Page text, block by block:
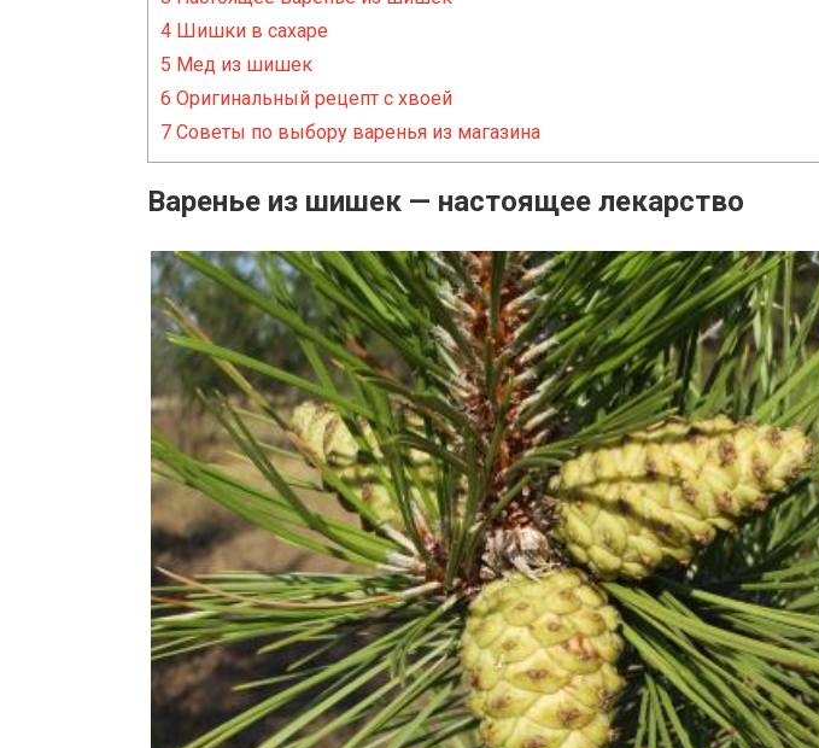
4 Шишки в сахаре
5 Мед из шишек
6 Оригинальный рецепт с хвоей
7 Советы по выбору варенья из магазина
Варенье из шишек — настоящее лекарство